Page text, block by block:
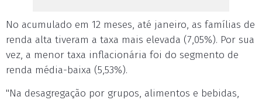
No acumulado em 12 meses, até janeiro, as famílias de
renda alta tiveram a taxa mais elevada (7,05%). Por sua
vez, a menor taxa inflacionária foi do segmento de
renda média-baixa (5,53%).
"Na desagregação por grupos, alimentos e bebidas,